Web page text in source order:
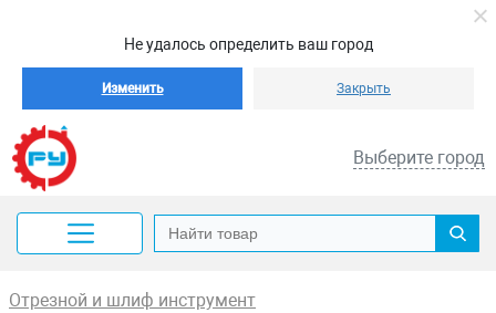
Не удалось определить ваш город
Изменить Закрыть
Выберите город
Отрезной и шлиф инструмент